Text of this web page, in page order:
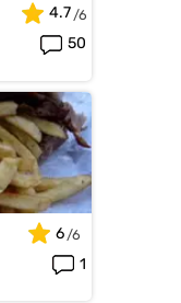
4.7
50
6
1